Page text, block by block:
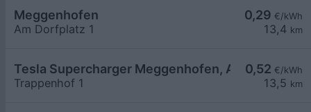
0,29 €/kWh
13,4 km
Meggenhofen
Am Dorfplatz 1
0,52 €/kWh
13,5 km
Tesla Supercharger Meggenhofen, Austria
Trappenhof 1